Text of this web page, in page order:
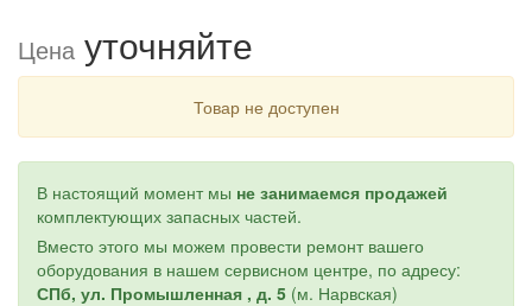
Цена уточняйте
Товар не доступен
В настоящий момент мы не занимаемся продажей
комплектующих запасных частей.
Вместо этого мы можем провести ремонт вашего
оборудования в нашем сервисном центре, по адресу:
СПб, ул. Промышленная , д. 5 (м. Нарвская)